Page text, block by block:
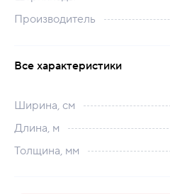
Производитель
Все характеристики
Ширина, см
Длина, м
Толщина, мм